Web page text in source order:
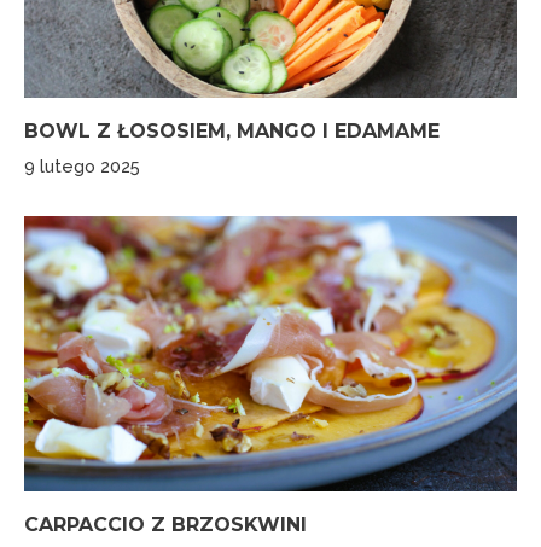
BOWL Z ŁOSOSIEM, MANGO I EDAMAME
9 lutego 2025
CARPACCIO Z BRZOSKWINI